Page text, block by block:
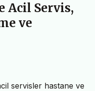
Acil Servis,
ve
servisler hastane ve